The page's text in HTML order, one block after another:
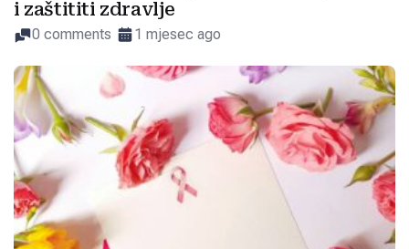
i zaštititi zdravlje
0 comments 1 mjesec ago